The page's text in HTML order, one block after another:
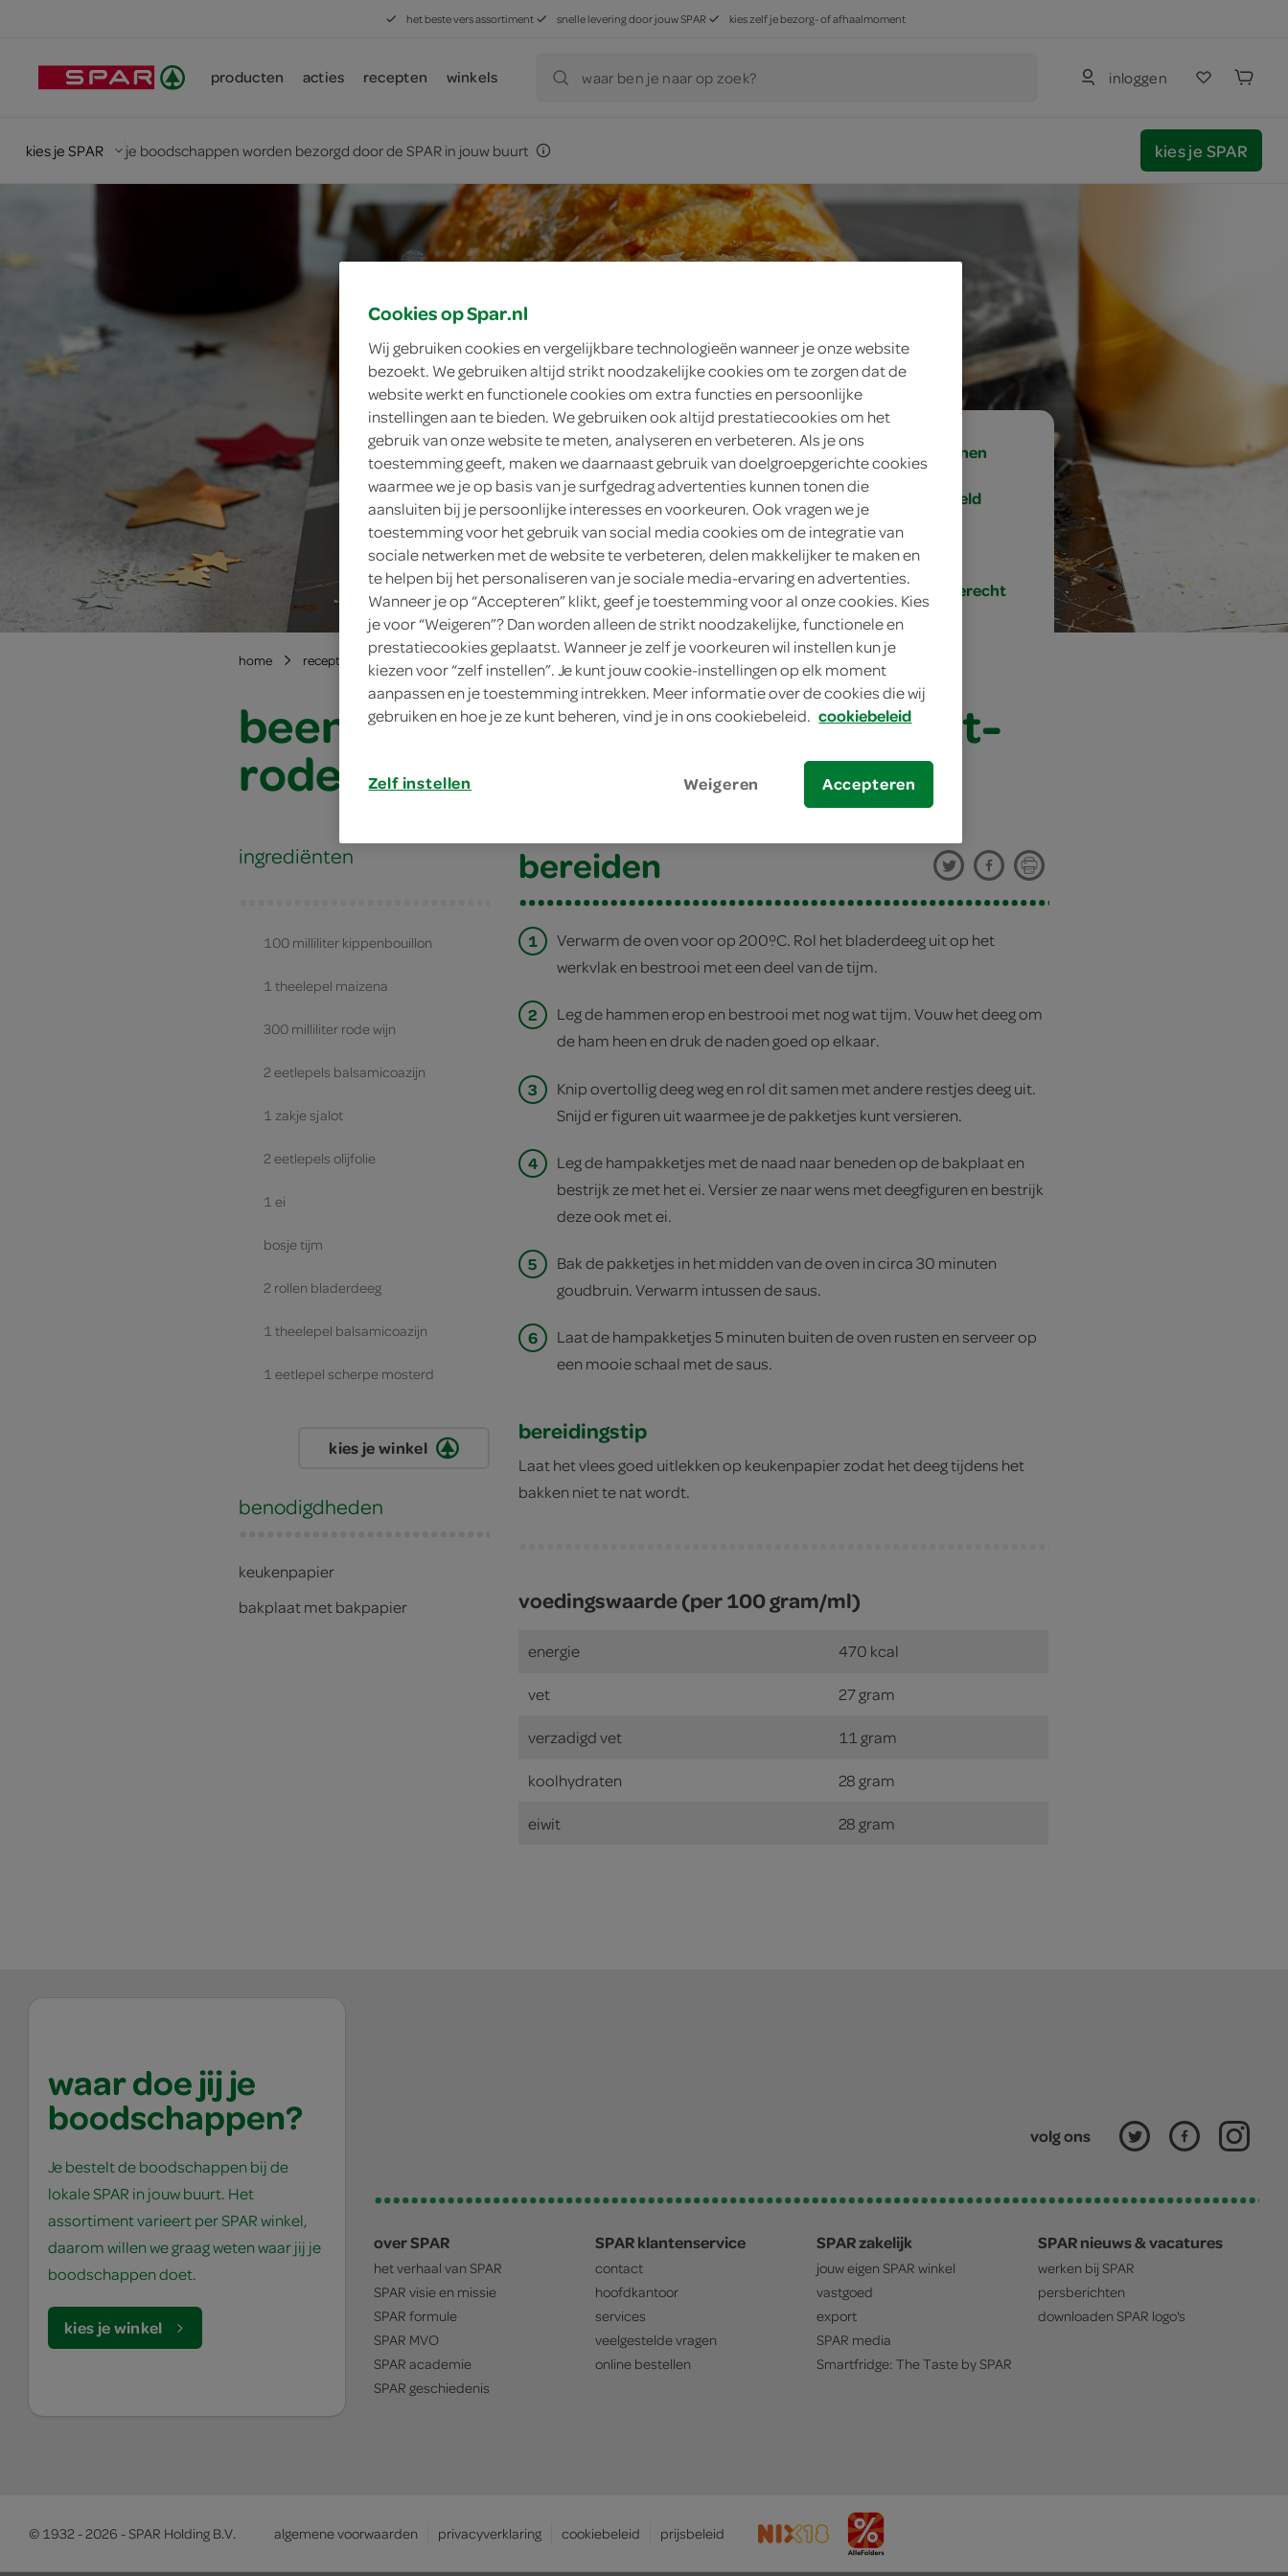
het beste vers assortiment snelle levering door jouw SPAR kies zelf je bezorg- of afhaalmoment
producten acties recepten winkels waar ben je naar op zoek? inloggen
kies je SPAR je boodschappen worden bezorgd door de SPAR in jouw buurt kies je SPAR
8 personen
gemiddeld
hoofdgerecht
home recepten beenham in bladerdeeg met sjalot-rodewijnsaus
beenham in bladerdeeg met sjalot-
rodewijnsaus
ingrediënten
100 milliliter kippenbouillon
1 theelepel maizena
300 milliliter rode wijn
2 eetlepels balsamicoazijn
1 zakje sjalot
2 eetlepels olijfolie
1 ei
bosje tijm
2 rollen bladerdeeg
1 theelepel balsamicoazijn
1 eetlepel scherpe mosterd
1 eetlepel olie
kies je winkel
benodigdheden
keukenpapier
bakplaat met bakpapier
bereiden
1
Verwarm de oven voor op 200ºC. Rol het bladerdeeg uit op het
werkvlak en bestrooi met een deel van de tijm.
2
Leg de hammen erop en bestrooi met nog wat tijm. Vouw het deeg om
de ham heen en druk de naden goed op elkaar.
3
Knip overtollig deeg weg en rol dit samen met andere restjes deeg uit.
Snijd er figuren uit waarmee je de pakketjes kunt versieren.
4
Leg de hampakketjes met de naad naar beneden op de bakplaat en
bestrijk ze met het ei. Versier ze naar wens met deegfiguren en bestrijk
deze ook met ei.
5
Bak de pakketjes in het midden van de oven in circa 30 minuten
goudbruin. Verwarm intussen de saus.
6
Laat de hampakketjes 5 minuten buiten de oven rusten en serveer op
een mooie schaal met de saus.
bereidingstip
Laat het vlees goed uitlekken op keukenpapier zodat het deeg tijdens het
bakken niet te nat wordt.
voedingswaarde (per 100 gram/ml)
energie 470 kcal
vet 27 gram
verzadigd vet 11 gram
koolhydraten 28 gram
eiwit 28 gram
waar doe jij je
boodschappen?
Je bestelt de boodschappen bij de
lokale SPAR in jouw buurt. Het
assortiment varieert per SPAR winkel,
daarom willen we graag weten waar jij je
boodschappen doet.
kies je winkel
volg ons
over SPAR
het verhaal van SPAR
SPAR visie en missie
SPAR formule
SPAR MVO
SPAR academie
SPAR geschiedenis
SPAR klantenservice
contact
hoofdkantoor
services
veelgestelde vragen
online bestellen
SPAR zakelijk
jouw eigen SPAR winkel
vastgoed
export
SPAR media
Smartfridge: The Taste bySPAR
SPAR nieuws & vacatures
werken bij SPAR
persberichten
downloaden SPAR logo's
© 1932 - 2026 - SPAR Holding B.V. algemene voorwaarden privacyverklaring cookiebeleid prijsbeleid
Cookies op Spar.nl
Wij gebruiken cookies en vergelijkbare technologieën wanneer je onze website
bezoekt. We gebruiken altijd strikt noodzakelijke cookies om te zorgen dat de
website werkt en functionele cookies om extra functies en persoonlijke
instellingen aan te bieden. We gebruiken ook altijd prestatiecookies om het
gebruik van onze website te meten, analyseren en verbeteren. Als je ons
toestemming geeft, maken we daarnaast gebruik van doelgroepgerichte cookies
waarmee we je op basis van je surfgedrag advertenties kunnen tonen die
aansluiten bij je persoonlijke interesses en voorkeuren. Ook vragen we je
toestemming voor het gebruik van social media cookies om de integratie van
sociale netwerken met de website te verbeteren, delen makkelijker te maken en
te helpen bij het personaliseren van je sociale media-ervaring en advertenties.
Wanneer je op “Accepteren” klikt, geef je toestemming voor al onze cookies. Kies
je voor “Weigeren”? Dan worden alleen de strikt noodzakelijke, functionele en
prestatiecookies geplaatst. Wanneer je zelf je voorkeuren wil instellen kun je
kiezen voor “zelf instellen”. Je kunt jouw cookie-instellingen op elk moment
aanpassen en je toestemming intrekken. Meer informatie over de cookies die wij
gebruiken en hoe je ze kunt beheren, vind je in ons cookiebeleid. cookiebeleid
Zelf instellen Weigeren Accepteren